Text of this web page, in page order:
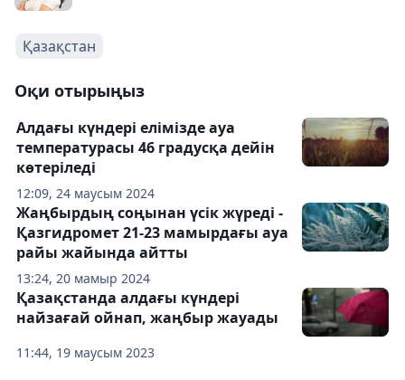
Қазақстан
Оқи отырыңыз
12:09, 24 маусым 2024
Алдағы күндері елімізде ауа
температурасы 46 градусқа дейін
көтеріледі
13:24, 20 мамыр 2024
Жаңбырдың соңынан үсік жүреді -
Қазгидромет 21-23 мамырдағы ауа
райы жайында айтты
11:44, 19 маусым 2023
Қазақстанда алдағы күндері
найзағай ойнап, жаңбыр жауады